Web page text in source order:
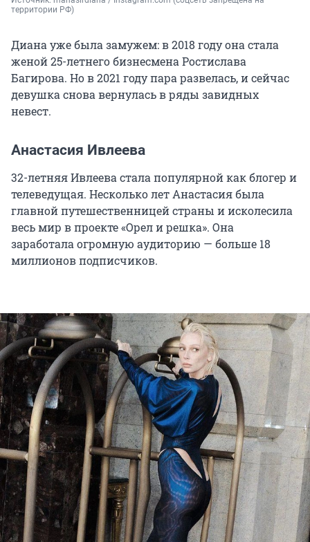
территории РФ)
Диана уже была замужем: в 2018 году она стала
женой 25-летнего бизнесмена Ростислава
Багирова. Но в 2021 году пара развелась, и сейчас
девушка снова вернулась в ряды завидных
невест.
Анастасия Ивлеева
32-летняя Ивлеева стала популярной как блогер и
телеведущая. Несколько лет Анастасия была
главной путешественницей страны и исколесила
весь мир в проекте «Орел и решка». Она
заработала огромную аудиторию — больше 18
миллионов подписчиков.